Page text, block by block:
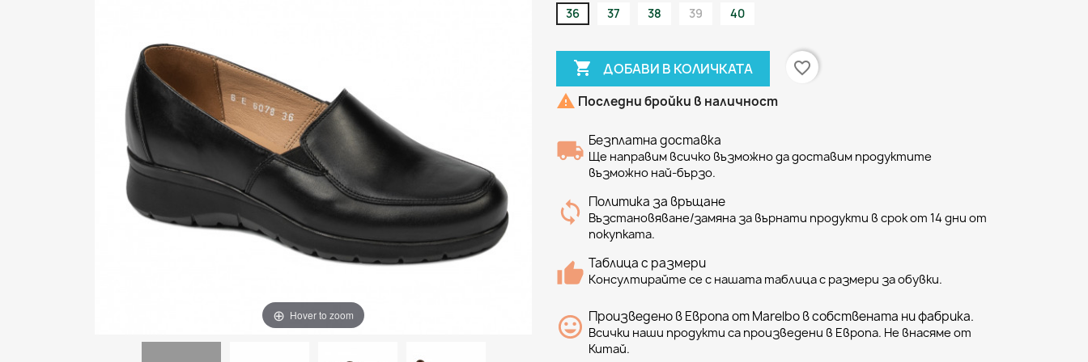
Hover to zoom
36 37 38 39 40
 ДОБАВИ В КОЛИЧКАТА
favorite_border
 Последни бройки в наличност
Безплатна доставка
Ще направим всичко възможно да доставим продуктите
възможно най-бързо.
Политика за връщане
Възстановяване/замяна за върнати продукти в срок от 14 дни от
покупката.
Таблица с размери
Консултирайте се с нашата таблица с размери за обувки.
Произведено в Европа от Marelbo в собствената ни фабрика.
Всички наши продукти са произведени в Европа. Не внасяме от
Китай.